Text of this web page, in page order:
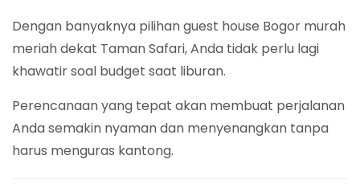
Dengan banyaknya pilihan guest house Bogor murah
meriah dekat Taman Safari, Anda tidak perlu lagi
khawatir soal budget saat liburan.
Perencanaan yang tepat akan membuat perjalanan
Anda semakin nyaman dan menyenangkan tanpa
harus menguras kantong.